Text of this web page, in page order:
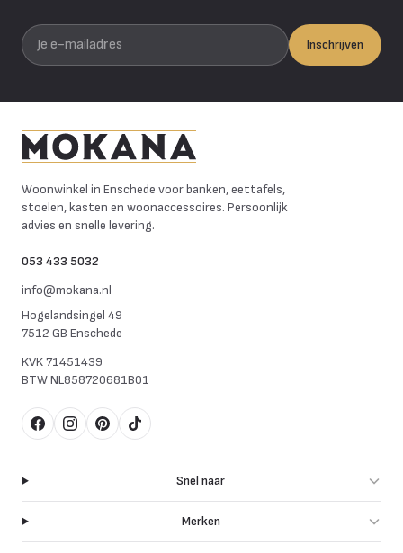
Je e-mailadres
Inschrijven
Woonwinkel in Enschede voor banken, eettafels,
stoelen, kasten en woonaccessoires. Persoonlijk
advies en snelle levering.
053 433 5032
info@mokana.nl
Hogelandsingel 49
7512 GB Enschede
KVK71451439
BTWNL858720681B01
FacebookInstagram
Pinterest
TikTok
Snel naar
Merken